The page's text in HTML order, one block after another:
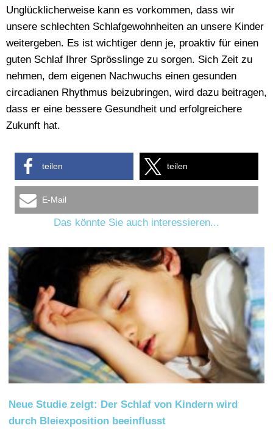
Unglücklicherweise kann es vorkommen, dass wir
unsere schlechten Schlafgewohnheiten an unsere Kinder
weitergeben. Es ist wichtiger denn je, proaktiv für einen
guten Schlaf Ihrer Sprösslinge zu sorgen. Sich Zeit zu
nehmen, dem eigenen Nachwuchs einen gesunden
circadianen Rhythmus beizubringen, wird dazu beitragen,
dass er eine bessere Gesundheit und erfolgreichere
Zukunft hat.
teilen teilen
E-Mail
Das könnte Sie auch interessieren...
Neue Studie zeigt: Der Schlaf von Kindern wird
durch Bleiexposition beeinflusst